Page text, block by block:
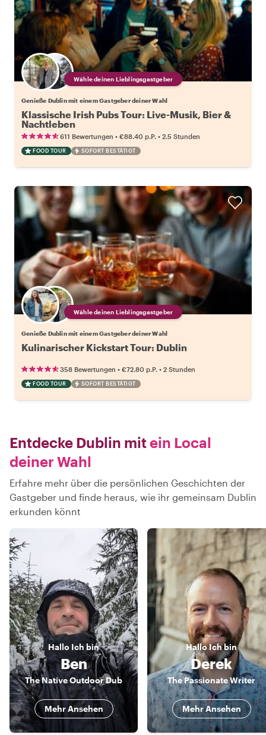
Wähle deinen Lieblingsgastgeber
Genieße Dublin mit einem Gastgeber deiner Wahl
Klassische Irish Pubs Tour: Live-Musik, Bier &
Nachtleben
611 Bewertungen • €88.40 p.P. • 2.5 Stunden
FOOD TOUR SOFORT BESTÄTIGT
Wähle deinen Lieblingsgastgeber
Genieße Dublin mit einem Gastgeber deiner Wahl
Kulinarischer Kickstart Tour: Dublin
358 Bewertungen • €72.80 p.P. • 2 Stunden
FOOD TOUR SOFORT BESTÄTIGT
Entdecke Dublin mitein Local
deiner Wahl
Erfahre mehr über die persönlichen Geschichten der
Gastgeber und finde heraus, wie ihr gemeinsam Dublin
erkunden könnt
Hallo Ich bin
Ben
The Native Outdoor Dub
Mehr Ansehen
HalloIch bin
Derek
The Passionate Writer
Mehr Ansehen